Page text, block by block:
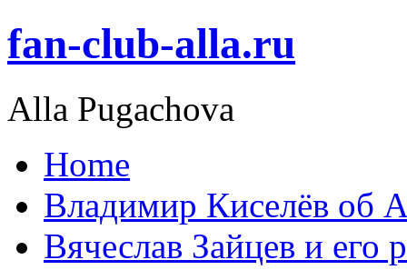
fan-club-alla.ru
Alla Pugachova
Home
Владимир Киселёв об
Вячеслав Зайцев и его